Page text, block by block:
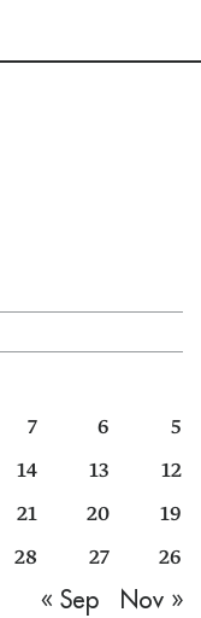
5
6
7
12
13
14
19
20
21
26
27
28
« Sep
Nov »